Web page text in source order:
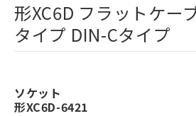
形XC6D フラットケー
タイプ DIN-Cタイプ
ソケット
形XC6D-6421